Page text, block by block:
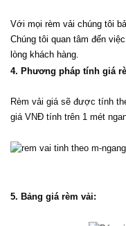
Với mọi rèm vải chúng tôi
Chúng tôi quan tâm đến
lòng khách hàng.
4. Phương pháp tính giá
Rèm vải giá sẽ được tính
giá VNĐ tính trên 1 mét
5. Bảng giá rèm vải: